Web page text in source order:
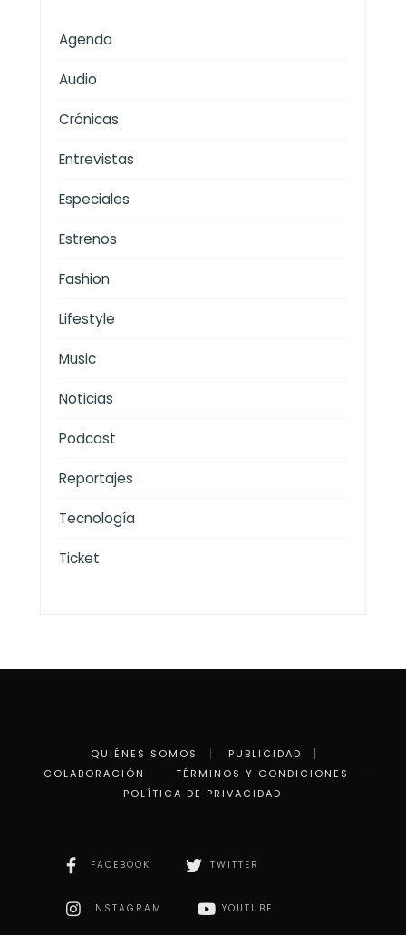
Agenda
Audio
Crónicas
Entrevistas
Especiales
Estrenos
Fashion
Lifestyle
Music
Noticias
Podcast
Reportajes
Tecnología
Ticket
QUIÉNES SOMOS
PUBLICIDAD
COLABORACIÓN
TÉRMINOS Y CONDICIONES
POLÍTICA DE PRIVACIDAD
FACEBOOK TWITTER
INSTAGRAM YOUTUBE